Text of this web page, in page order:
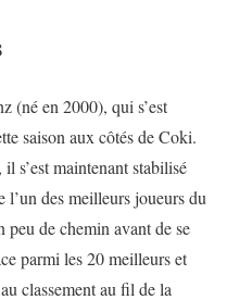
(né en 2000), qui s’est
saison aux côtés de Coki.
s’est maintenant stabilisé
l’un des meilleurs joueurs du
de chemin avant de se
parmi les 20 meilleurs et
classement au fil de la